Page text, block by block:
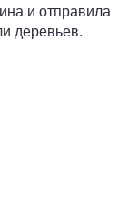
и отправила
деревьев.